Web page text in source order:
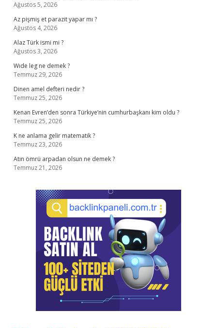
Ağustos 5, 2026
Az pişmiş et parazit yapar mı ?
Ağustos 4, 2026
Alaz Türk ismi mi ?
Ağustos 3, 2026
Wıde leg ne demek ?
Temmuz 29, 2026
Dinen amel defteri nedir ?
Temmuz 25, 2026
Kenan Evren’den sonra Türkiye’nin cumhurbaşkanı kim oldu ?
Temmuz 25, 2026
K ne anlama gelir matematik ?
Temmuz 23, 2026
Atın ömrü arpadan olsun ne demek ?
Temmuz 21, 2026